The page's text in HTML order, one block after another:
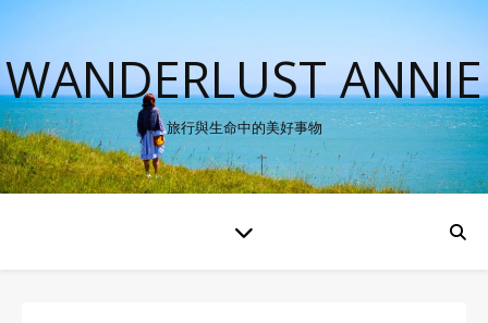
WANDERLUST ANNIE
旅行與生命中的美好事物